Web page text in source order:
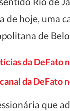
de hoje, uma
de
da DeFato
da DeFato
que